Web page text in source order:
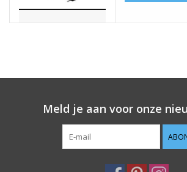
Meld je aan voor onze